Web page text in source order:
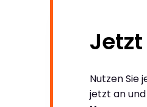
Nutzen Sie
jetzt an